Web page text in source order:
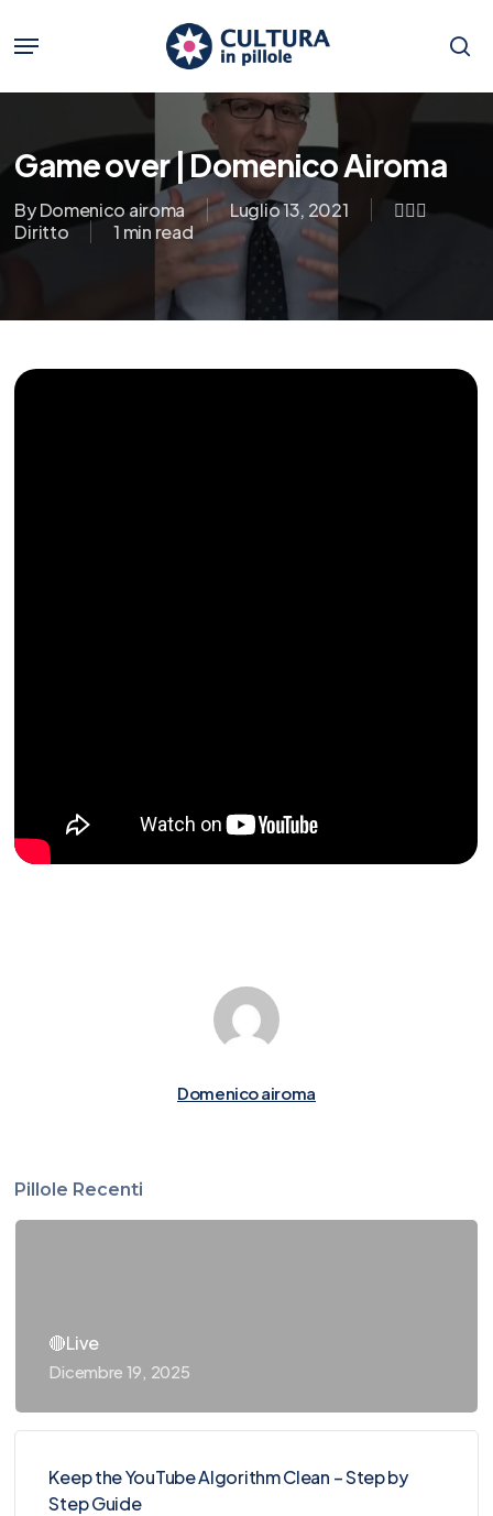
main
content
Menu
Game over | Domenico Airoma
ByDomenico airoma Luglio 13, 2021
👨🏼‍⚖️
Diritto
1 min read
Domenico airoma
Pillole Recenti
🔴Live
Dicembre 19, 2025
Keep the YouTube Algorithm Clean – Step by
Step Guide